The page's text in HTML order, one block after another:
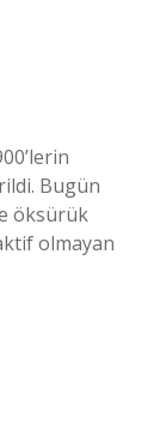
Bugün
öksürük
olmayan